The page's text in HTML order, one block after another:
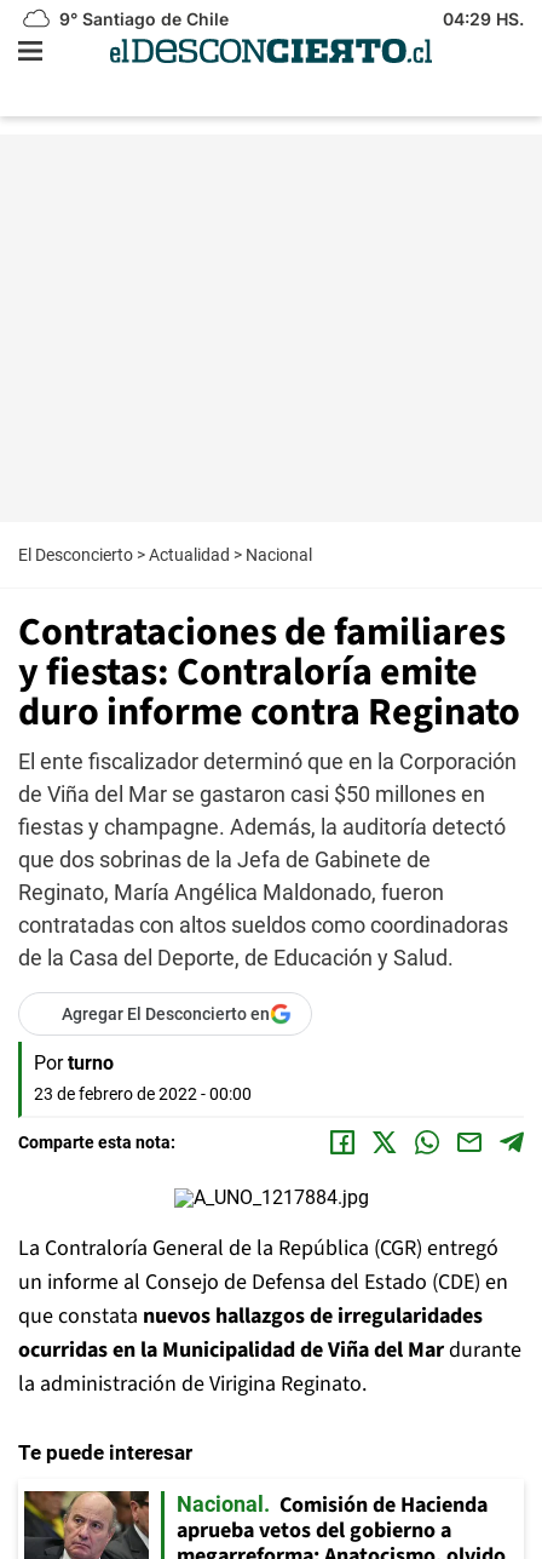
9° Santiago de Chile 04:29 HS.
El Desconcierto >Actualidad > Nacional
Contrataciones de familiares
y fiestas: Contraloría emite
duro informe contra Reginato
El ente fiscalizador determinó que en la Corporación
de Viña del Mar se gastaron casi $50 millones en
fiestas y champagne. Además, la auditoría detectó
que dos sobrinas de la Jefa de Gabinete de
Reginato, María Angélica Maldonado, fueron
contratadas con altos sueldos como coordinadoras
de la Casa del Deporte, de Educación y Salud.
Agregar El Desconcierto en
Por turno
23 de febrero de 2022 - 00:00
Comparte esta nota:
La Contraloría General de la República (CGR) entregó
un informe al Consejo de Defensa del Estado (CDE) en
que constata nuevos hallazgos de irregularidades
ocurridas en la Municipalidad de Viña del Mardurante
la administración de Virigina Reginato.
Te puede interesar
Nacional
Comisión de Hacienda
aprueba vetos del gobierno a